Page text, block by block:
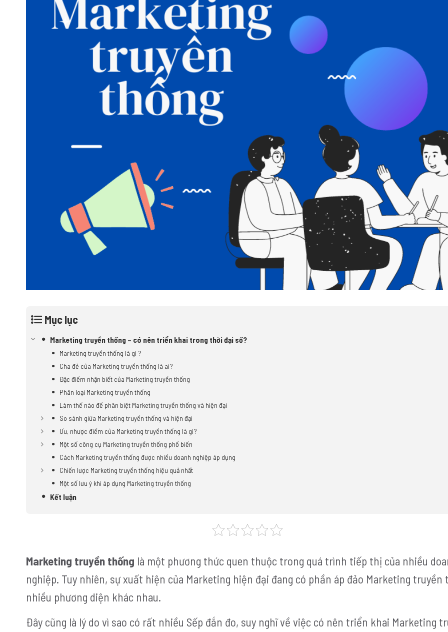
Mục lục
Marketing truyền thống – có nên triển khai trong thời đại số?
Marketing truyền thống là gì ?
Cha đẻ của Marketing truyền thống là ai?
Đặc điểm nhận biết của Marketing truyền thống
Phân loại Marketing truyền thống
Làm thế nào để phân biệt Marketing truyền thống và hiện đại
So sánh giữa Marketing truyền thống và hiện đại
Ưu, nhược điểm của Marketing truyền thống là gì?
Một số công cụ Marketing truyền thống phổ biến
Cách Marketing truyền thống được nhiều doanh nghiệp áp dụng
Chiến lược Marketing truyền thống hiệu quả nhất
Một số lưu ý khi áp dụng Marketing truyền thống
Kết luận
Marketing truyền thống là một phương thức quen thuộc trong quá trình tiếp thị của nhiều
nghiệp. Tuy nhiên, sự xuất hiện của Marketing hiện đại đang có phần áp đảo Marketing truyền
nhiều phương diện khác nhau.
Đây cũng là lý do vì sao có rất nhiều Sếp đắn đo, suy nghĩ về việc có nên triển khai Marketing